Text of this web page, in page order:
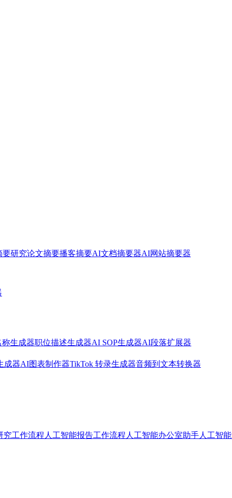
要研究论文摘要播客摘要AI文档摘要器AI网站摘要器
称生成器职位描述生成器AI SOP生成器AI段落扩展器
成器AI图表制作器TikTok 转录生成器音频到文本转换器
究工作流程人工智能报告工作流程人工智能办公室助手人工智能